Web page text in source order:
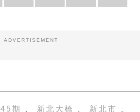
ADVERTISEMENT
45期 新北大橋 新北市